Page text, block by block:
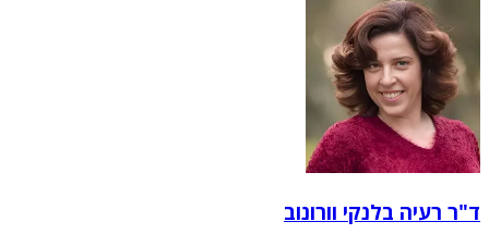
ד"ר רעיה בלנקי וורונוב